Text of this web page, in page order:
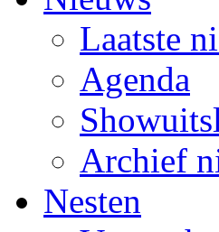
Laatste
Agenda
Archief
Nesten